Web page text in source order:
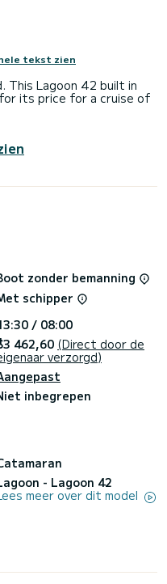
tekst zien
This Lagoon 42 built in
its price for a cruise of
meters, it will be your
on the water in
Buitendouche,
via the platform,
offers.
zonder bemanning
schipper
/ 08:00
462,60 (Direct door de
verzorgd)
inbegrepen
- Lagoon 42
meer over dit model